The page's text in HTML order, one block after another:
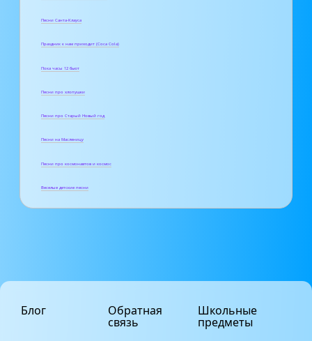
Песни Санта-Клауса
Праздник к нам приходит (Coca Cola)
Пока часы 12 бьют
Песни про хлопушки
Песни про Старый Новый год
Песни на Масленицу
Песни про космонавтов и космос
Веселые детские песни
Блог Обратная
связь
Школьные
предметы